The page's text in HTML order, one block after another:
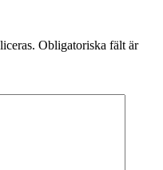
Obligatoriska fält är